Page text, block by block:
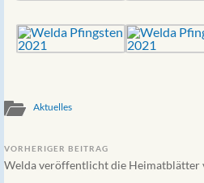
Aktuelles
VORHERIGER BEITRAG
Welda veröffentlicht die Heimatblätter